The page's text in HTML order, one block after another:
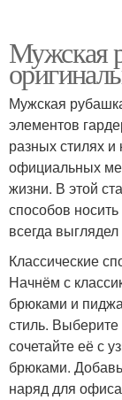
Мужская
Мужская
элементов
разных стилях
официальных
жизни. В этой
способов
всегда
Классические
Начнём с
брюками и
стиль. Выберите
сочетайте её с
брюками.
наряд для